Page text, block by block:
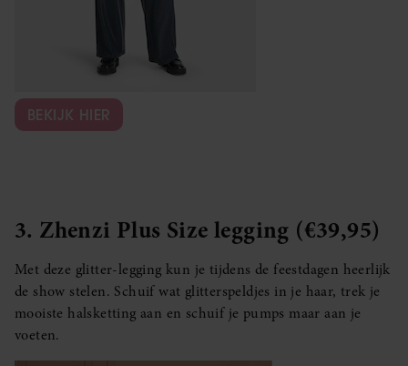
BEKIJK HIER
3. Zhenzi Plus Size legging (€39,95)
Met deze glitter-legging kun je tijdens de feestdagen heerlijk
de show stelen. Schuif wat glitterspeldjes in je haar, trek je
mooiste halsketting aan en schuif je pumps maar aan je
voeten.